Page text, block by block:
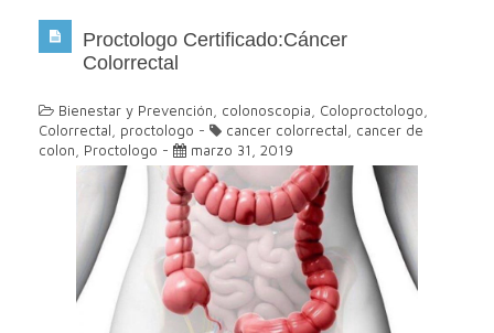
Proctologo Certificado:Cáncer
Colorrectal
Bienestar y Prevención colonoscopia Coloproctologo
Colorrectal
proctologo - cancer colorrectal
cancer de
colon
Proctologo - marzo 31, 2019